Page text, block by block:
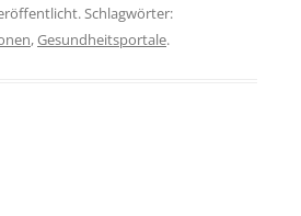
Schlagwörter:
,Gesundheitsportale.